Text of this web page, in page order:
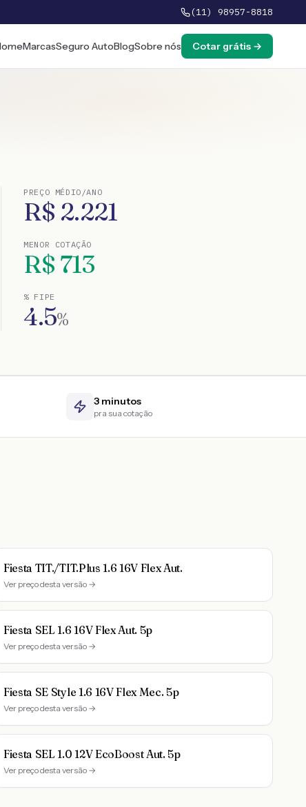
(11) 98957-8818
MarcasSeguro AutoBlogSobre nós Cotar grátis →
PREÇO MÉDIO/ANO
R$ 2.221
MENOR COTAÇÃO
R$ 713
% FIPE
4.5%
3 minutos
pra sua cotação
Fiesta TIT./TIT.Plus 1.6 16V Flex Aut.
Ver preço desta versão →
Fiesta SEL 1.6 16V Flex Aut. 5p
Ver preço desta versão →
Fiesta SE Style 1.6 16V Flex Mec. 5p
Ver preço desta versão →
Fiesta SEL 1.0 12V EcoBoost Aut. 5p
Ver preço desta versão →